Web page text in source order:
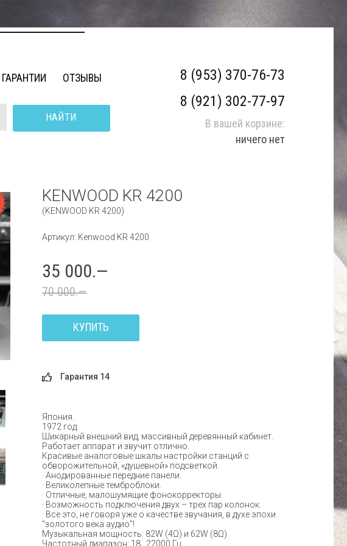
8 (953) 370-76-73
8 (921) 302-77-97
В вашей корзине:
ничего нет
ГАРАНТИИ ОТЗЫВЫ
НАЙТИ
KENWOOD KR 4200
(KENWOOD KR 4200)
Артикул: Kenwood KR 4200
35 000.—
70 000.—
КУПИТЬ
Гарантия 14
Япония.
1972 год.
Шикарный внешний вид, массивный деревянный кабинет.
Работает аппарат и звучит отлично.
Красивые аналоговые шкалы настройки станций с
обворожительной, «душевной» подсветкой.
· Анодированные передние панели.
· Великолепные темброблоки.
· Отличные, малошумящие фонокорректоры.
· Возможность подключения двух – трех пар колонок.
· Все это, не говоря уже о качестве звучания, в духе эпохи
"золотого века аудио"!
Музыкальная мощность: 82W (4Ω) и 62W (8Ω)
Частотный диапазон: 18...22000 Гц.